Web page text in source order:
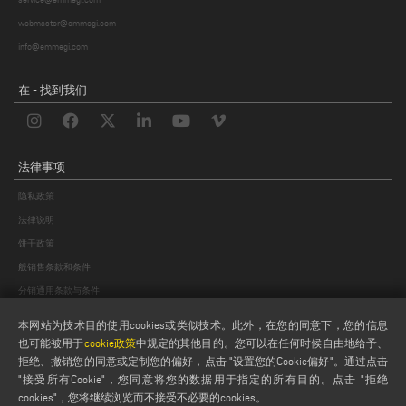
webmaster@emmegi.com
info@emmegi.com
在 - 找到我们
法律事项
隐私政策
法律说明
饼干政策
般销售条款和条件
分销通用条款与条件
本网站为技术目的使用cookies或类似技术。此外，在您的同意下，您的信息
也可能被用于cookie政策中规定的其他目的。您可以在任何时候自由地给予、
拒绝、撤销您的同意或定制您的偏好，点击 "设置您的Cookie偏好"。通过点击
"接受所有Cookie"，您同意将您的数据用于指定的所有目的。点击 "拒绝
cookies"，您将继续浏览而不接受不必要的cookies。